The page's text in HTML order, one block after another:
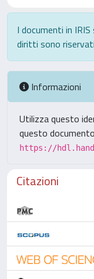
I documenti in
diritti sono
Informazioni
Utilizza questo
questo
https://
Citazioni